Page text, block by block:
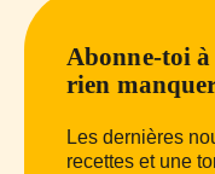
Abonne-toi
rien
Les dernières
recettes et une